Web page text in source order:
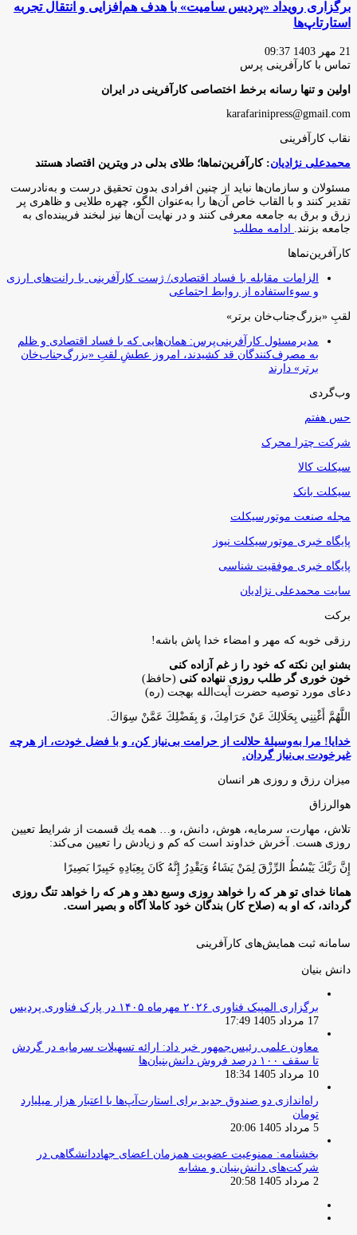
برگزاری رویداد «پردیس سامیت» با هدف هم‌افزایی و انتقال تجربه
استارتاپ‌ها
21 مهر 1403 09:37
تماس با کارآفرینی پرس
اولین و تنها رسانه برخط اختصاصی کارآفرینی در ایران
karafarinipress@gmail.com
نقاب کارآفرینی
محمدعلی نژادیان: کارآفرین‌نماها؛ طلای بدلی در ویترین اقتصاد هستند
مسئولان و سازمان‌ها نباید از چنین افرادی بدون تحقیق درست و به‌نادرست
تقدیر کنند و با القاب خاص آ‌ن‌ها را به‌عنوان الگو، چهره طلایی و ظاهری پر
زرق و برق به جامعه معرفی کنند و در نهایت آن‌ها نیز لبخند فریبنده‌ای به
جامعه بزنند.
ادامه مطلب
کارآفرین‌نماها
الزامات مقابله با فساد اقتصادی/ ژست کارآفرینی با رانت‌های ارزی
و سوءاستفاده از روابط اجتماعی
لقبِ «بزرگ‌جناب‌خان برتر»
مدیرمسئول کارآفرینی‌پرس: همان‌هایی که با فساد اقتصادی و ظلم
به مصرف‌کنندگان قد کشیدند، امروز عطشِ لقبِ «بزرگ‌جناب‌خان
برتر» دارند
وب‌گردی
حس هفتم
شرکت چترا محرک
سیکلت کالا
سیکلت بانک
مجله صنعت موتورسیکلت
پایگاه خبری موتورسیکلت نیوز
پایگاه خبری موفقیت شناسی
سایت محمدعلی نژادیان
برکت
رزقی خوبه كه مهر و امضاء خدا پاش باشه!
بشنو این نکته که خود را ز غم آزاده کنی
خون خوری گر طلب روزی ننهاده کنی (حافظ)
دعای مورد توصیه حضرت آیت‌الله بهجت (ره)
اللَّهُمَّ أَغْنِنِي بِحَلَالِكَ عَنْ حَرَامِكَ، وَ بِفَضْلِكَ عَمَّنْ سِوَاكَ‏.
خدایا! مرا به‌وسیلۀ حلالت از حرامت بی‌نیاز کن، و با فضل خودت، از هرچه
غیرخودت بی‌نیاز گردان.
میزان رزق و روزی هر انسان
هوالرزاق
تلاش، مهارت، سرمايه، هوش، دانش، و… همه يك قسمت از شرايط تعيين
روزى هست. آخرش خداوند است كه كم و زيادش را تعيين مى‌كند:
إِنَّ رَبَّكَ يَبْسُطُ الرِّزْقَ لِمَنْ يَشَاءُ وَيَقْدِرُ إِنَّهُ كَانَ بِعِبَادِهِ خَبِيرًا بَصِيرًا
همانا خدای تو هر که را خواهد روزی وسیع دهد و هر که را خواهد تنگ روزی
گرداند، که او به (صلاح کار) بندگان خود کاملا آگاه و بصیر است.
سامانه ثبت همایش‌های کارآفرینی
دانش‌ بنیان‌
برگزاری المپیک فناوری ۲۰۲۶ مهرماه ۱۴۰۵ در پارک فناوری پردیس
17 مرداد 1405 17:49
معاون علمی رئیس‌جمهور خبر داد: ارائه تسهیلات سرمایه در گردش
تا سقف ۱۰۰ درصد فروش دانش‌بنیان‌ها
10 مرداد 1405 18:34
راه‌اندازی دو صندوق جدید برای استارت‌آپ‌ها با اعتبار هزار میلیارد
تومان
5 مرداد 1405 20:06
بخشنامه: ممنوعیت عضویت همزمان اعضای جهاددانشگاهی در
شرکت‌های دانش‌بنیان و مشابه
2 مرداد 1405 20:58